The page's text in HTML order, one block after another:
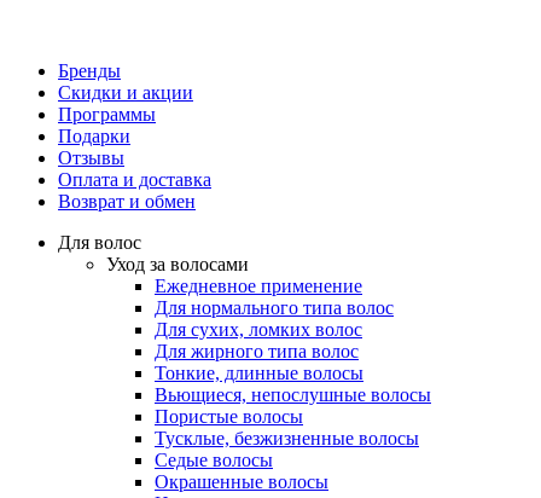
Бренды
Скидки и акции
Программы
Подарки
Отзывы
Оплата и доставка
Возврат и обмен
Для волос
Уход за волосами
Ежедневное применение
Для нормального типа волос
Для сухих, ломких волос
Для жирного типа волос
Тонкие, длинные волосы
Вьющиеся, непослушные волосы
Пористые волосы
Тусклые, безжизненные волосы
Седые волосы
Окрашенные волосы